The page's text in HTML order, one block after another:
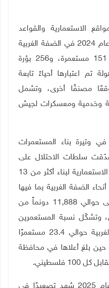
الاستعمارية والقواعد
العسكرية الإسرائيلية في نهاية عام 2024 في الضفة الغربية
بلغ 551 موقعًا، تتوزع بواقع 151 مستعمرة، و256 بؤرة
29 بؤرة مأهولة تم اعتبارها أحياءً تابعة
قائمة، و144 موقعًا مصنفًا أخرى، وتشمل
وخدمية ومعسكرات لجيش
كبيرة في وتيرة بناء المستعمرات
سلطات الاحتلال على
العديد من المخططات الهيكلية الاستعمارية لبناء أكثر من 13
الضفة الغربية بما فيها
القدس، من خلال الاستيلاء على حوالي 11,888 دونماً من
وتشكّل نسبة المستعمرين
إلى الفلسطينيين في الضفة الغربية حوالي 23.4 مستعمرًا
في حين بلغ أعلاها في محافظة
.
وقالت إن النصف الأول من عام 2025 شهد تصعيدًا في